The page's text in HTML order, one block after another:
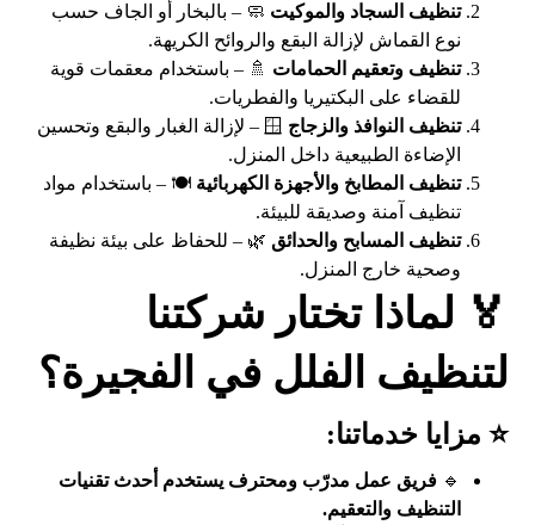
تنظيف السجاد والموكيت 🧼 – بالبخار أو الجاف حسب
نوع القماش لإزالة البقع والروائح الكريهة.
تنظيف وتعقيم الحمامات 🚿 – باستخدام معقمات قوية
للقضاء على البكتيريا والفطريات.
تنظيف النوافذ والزجاج
🪟 – لإزالة الغبار والبقع وتحسين
الإضاءة الطبيعية داخل المنزل.
تنظيف المطابخ والأجهزة الكهربائية 🍽️ – باستخدام مواد
تنظيف آمنة وصديقة للبيئة.
تنظيف المسابح والحدائق 🌿 – للحفاظ على بيئة نظيفة
وصحية خارج المنزل.
🏅 لماذا تختار شركتنا
لتنظيف الفلل في الفجيرة؟
⭐ مزايا خدماتنا:
🔹فريق عمل مدرّب ومحترف يستخدم أحدث تقنيات
التنظيف والتعقيم.